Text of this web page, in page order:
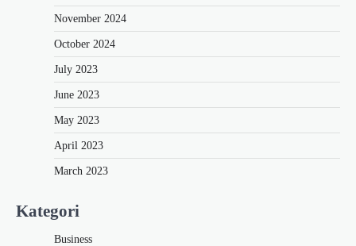
November 2024
October 2024
July 2023
June 2023
May 2023
April 2023
March 2023
Kategori
Business